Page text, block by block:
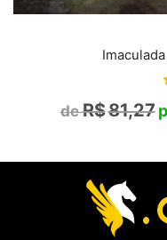
R$81,27